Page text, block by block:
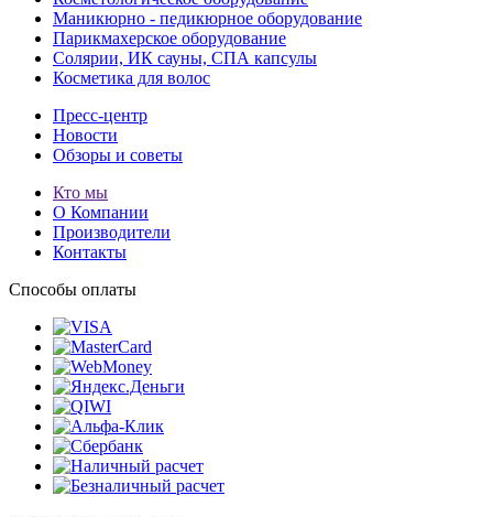
Маникюрно - педикюрное оборудование
Парикмахерское оборудование
Солярии, ИК сауны, СПА капсулы
Косметика для волос
Пресс-центр
Новости
Обзоры и советы
Кто мы
О Компании
Производители
Контакты
Способы оплаты